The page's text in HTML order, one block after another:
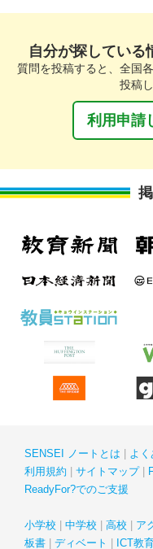
自分が探している
質問を投稿すると、全国
投稿
利用申請
SENSEI ノートとは よ
利用規約
サイトマップ
ReadyFor?でのご支援
小学校 中学校 高校 ア
板書
ディベート ICT教